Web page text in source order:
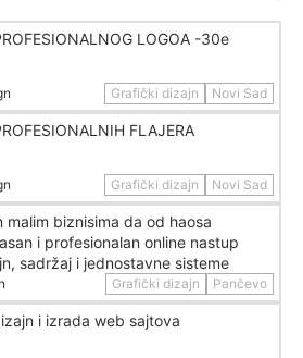
LOGOA -30e
Grafički dizajn Novi Sad
FLAJERA
Grafički dizajn Novi Sad
malim biznisima da od haosa
i profesionalan online nastup
sadržaj i jednostavne sisteme
Grafički dizajn Pančevo
i izrada web sajtova